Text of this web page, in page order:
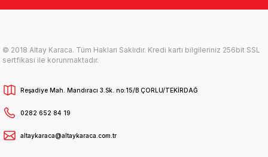
© 2018 Altay Karaca. Tüm Hakları Saklıdır. Kredi kartı bilgileriniz 256bit SSL
sertfikası ile korunmaktadır.
Reşadiye Mah. Mandıracı 3.Sk. no:15/B ÇORLU/TEKİRDAĞ
0282 652 84 19
altaykaraca@altaykaraca.com.tr